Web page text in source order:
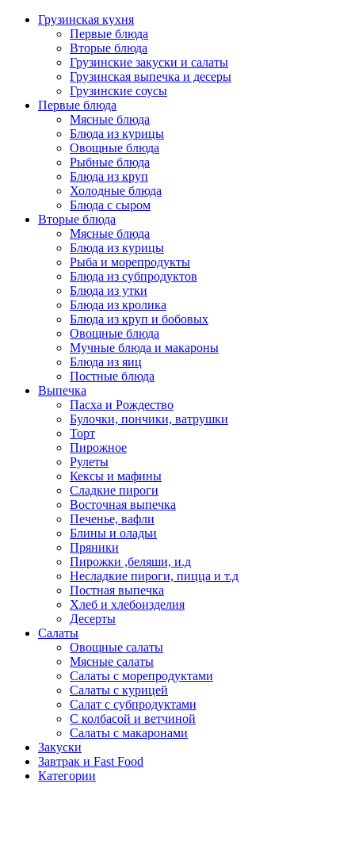
Грузинская кухня
Первые блюда
Вторые блюда
Грузинские закуски и салаты
Грузинская выпечка и десеры
Грузинские соусы
Первые блюда
Мясные блюда
Блюда из курицы
Овощные блюда
Рыбные блюда
Блюда из круп
Холодные блюда
Блюда с сыром
Вторые блюда
Мясные блюда
Блюда из курицы
Рыба и морепродукты
Блюда из субпродуктов
Блюда из утки
Блюда из кролика
Блюда из круп и бобовых
Овощные блюда
Мучные блюда и макароны
Блюда из яиц
Постные блюда
Выпечка
Пасха и Рождество
Булочки, пончики, ватрушки
Торт
Пирожное
Рулеты
Кексы и мафины
Сладкие пироги
Восточная выпечка
Печенье, вафли
Блины и оладьи
Пряники
Пирожки ,беляши, и.д
Несладкие пироги, пицца и т.д
Постная выпечка
Хлеб и хлебоизделия
Десерты
Салаты
Овощные салаты
Мясные салаты
Салаты с морепродуктами
Салаты с курицей
Салат с субпродуктами
С колбасой и ветчиной
Салаты с макаронами
Закуски
Завтрак и Fast Food
Категории